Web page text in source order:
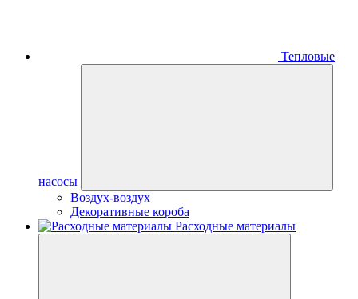
Тепловые
насосы
Воздух-воздух
Декоративные короба
Расходные материалы